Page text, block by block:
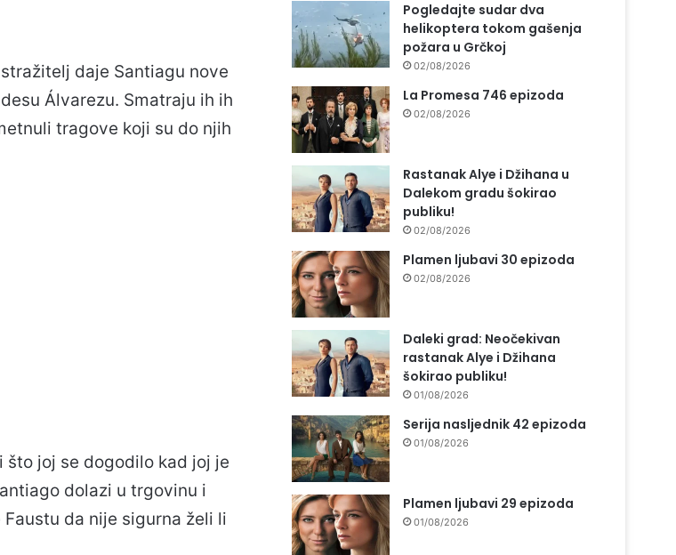
daje Santiagu nove
Álvarezu. Smatraju ih ih
tragove koji su do njih
joj se dogodilo kad joj je
dolazi u trgovinu i
da nije sigurna želi li
Pogledajte sudar dva
helikoptera tokom gašenja
požara u Grčkoj
02/08/2026
La Promesa 746 epizoda
02/08/2026
Rastanak Alye i Džihana u
Dalekom gradu šokirao
publiku!
02/08/2026
Plamen ljubavi 30 epizoda
02/08/2026
Daleki grad: Neočekivan
rastanak Alye i Džihana
šokirao publiku!
01/08/2026
Serija nasljednik 42 epizoda
01/08/2026
Plamen ljubavi 29 epizoda
01/08/2026